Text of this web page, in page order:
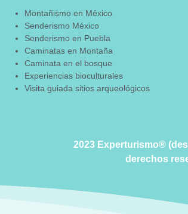
Montañismo en México
Senderismo México
Senderismo en Puebla
Caminatas en Montaña
Caminata en el bosque
Experiencias bioculturales
Visita guiada sitios arqueológicos
2023 Experturismo®
derechos